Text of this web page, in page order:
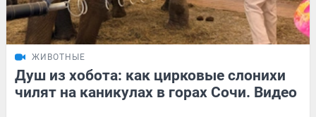
ЖИВОТНЫЕ
Душ из хобота: как цирковые слонихи
чилят на каникулах в горах Сочи. Видео